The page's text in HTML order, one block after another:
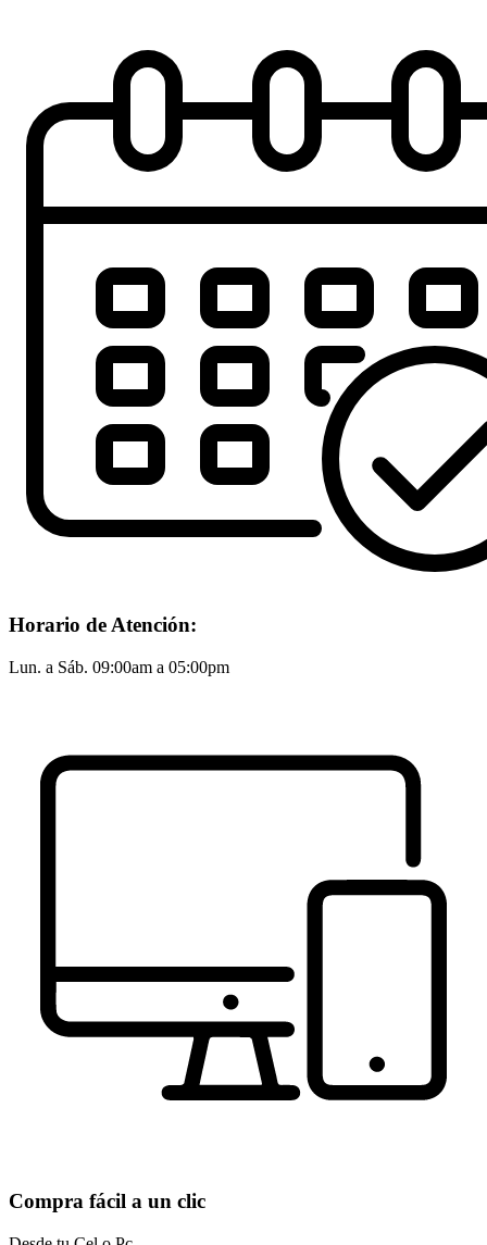
Horario de Atención:
Lun. a Sáb. 09:00am a 05:00pm
Compra fácil a un clic